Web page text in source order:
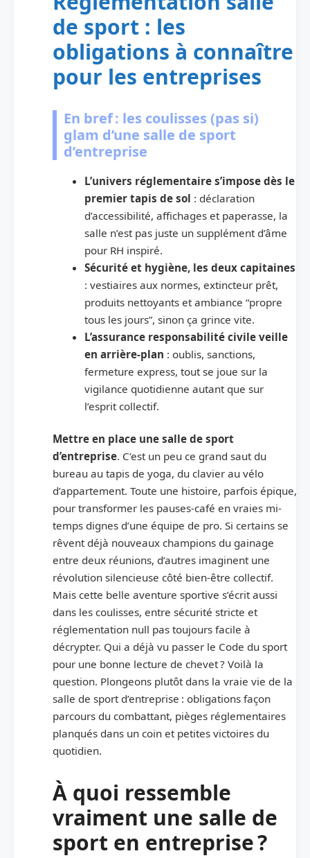
de sport : les
obligations à connaître
pour les entreprises
En bref : les coulisses (pas si)
glam d’une salle de sport
d’entreprise
L’univers réglementaire s’impose dès le
premier tapis de sol : déclaration
d’accessibilité, affichages et paperasse, la
salle n’est pas juste un supplément d’âme
pour RH inspiré.
Sécurité et hygiène, les deux capitaines
: vestiaires aux normes, extincteur prêt,
produits nettoyants et ambiance “propre
tous les jours”, sinon ça grince vite.
L’assurance responsabilité civile veille
en arrière-plan : oublis, sanctions,
fermeture express, tout se joue sur la
vigilance quotidienne autant que sur
l’esprit collectif.
Mettre en place une salle de sport
d’entreprise. C’est un peu ce grand saut du
bureau au tapis de yoga, du clavier au vélo
d’appartement. Toute une histoire, parfois épique,
pour transformer les pauses-café en vraies mi-
temps dignes d’une équipe de pro. Si certains se
rêvent déjà nouveaux champions du gainage
entre deux réunions, d’autres imaginent une
révolution silencieuse côté bien-être collectif.
Mais cette belle aventure sportive s’écrit aussi
dans les coulisses, entre sécurité stricte et
réglementation null pas toujours facile à
décrypter. Qui a déjà vu passer le Code du sport
pour une bonne lecture de chevet ? Voilà la
question. Plongeons plutôt dans la vraie vie de la
salle de sport d’entreprise : obligations façon
parcours du combattant, pièges réglementaires
planqués dans un coin et petites victoires du
quotidien.
À quoi ressemble
vraiment une salle de
sport en entreprise ?